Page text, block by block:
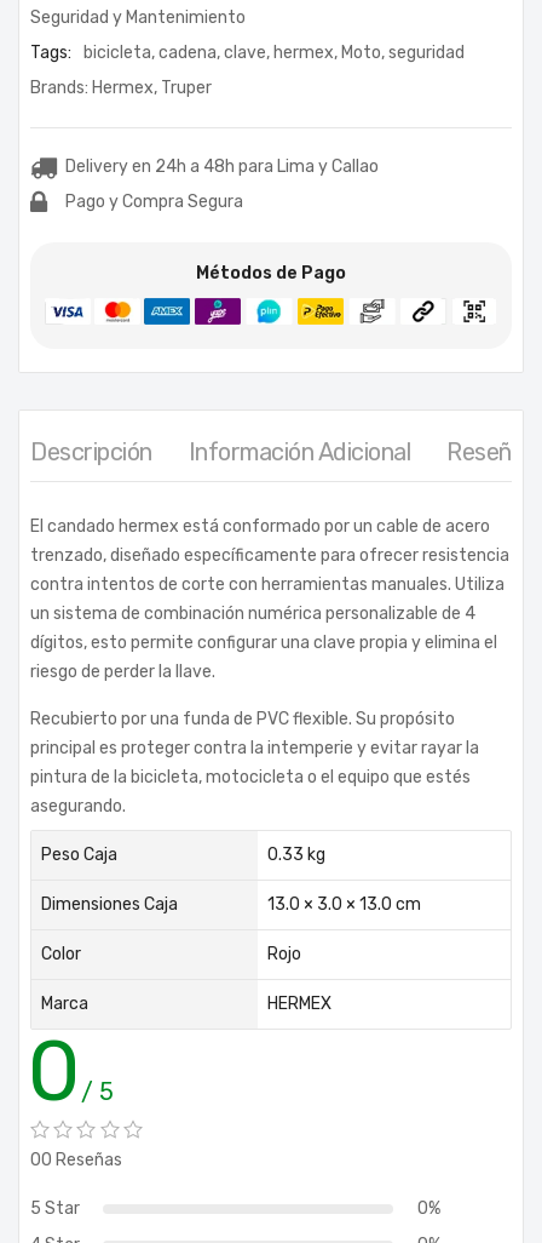
Seguridad y Mantenimiento
Tags:
bicicleta,cadena,clave, hermex, Moto,seguridad
Brands: Hermex, Truper
Delivery en 24h a 48h para Lima y Callao
Pago y Compra Segura
Métodos de Pago
Descripción Información Adicional Reseñas
El candado hermex está conformado por un cable de acero
trenzado, diseñado específicamente para ofrecer resistencia
contra intentos de corte con herramientas manuales. Utiliza
un sistema de combinación numérica personalizable de 4
dígitos, esto permite configurar una clave propia y elimina el
riesgo de perder la llave.
Recubierto por una funda de PVC flexible. Su propósito
principal es proteger contra la intemperie y evitar rayar la
pintura de la bicicleta, motocicleta o el equipo que estés
asegurando.
Peso Caja 0.33 kg
Dimensiones Caja 13.0 × 3.0 × 13.0 cm
Color Rojo
Marca HERMEX
0 / 5
00 Reseñas
5 Star
0%